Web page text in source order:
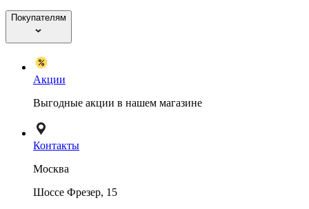
Покупателям
Акции
Выгодные акции в нашем магазине
Контакты
Москва
Шоссе Фрезер, 15